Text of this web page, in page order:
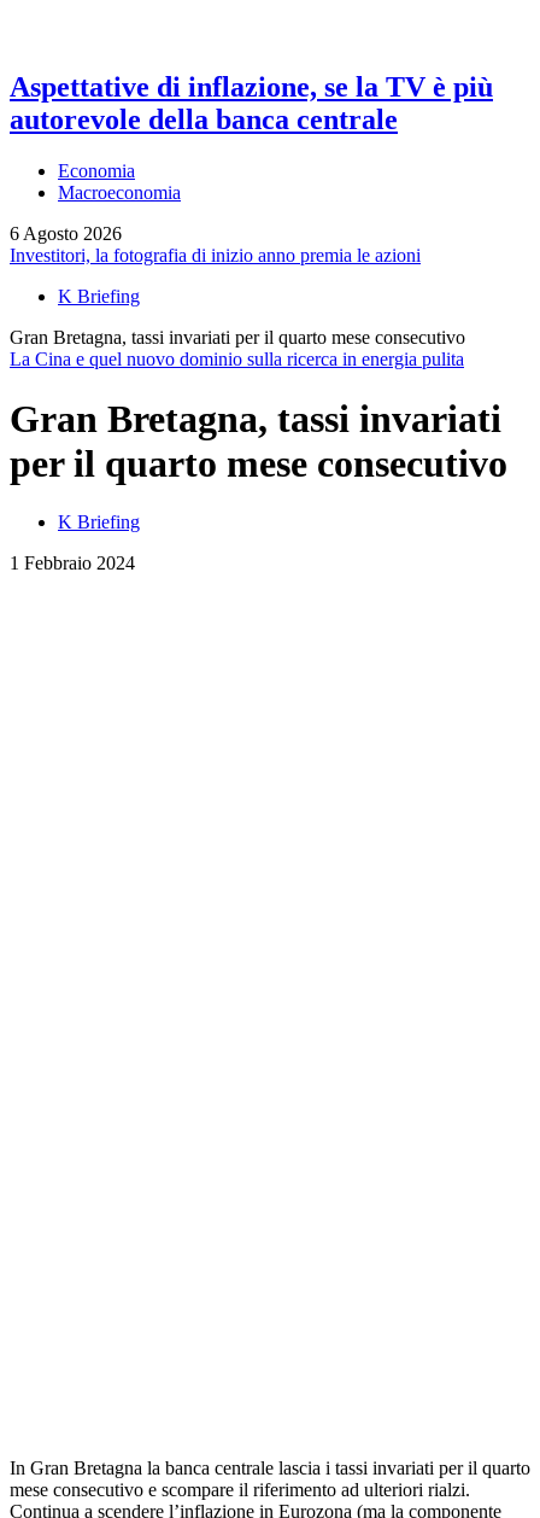
Aspettative di inflazione, se la TV è più
autorevole della banca centrale
Economia
Macroeconomia
6 Agosto 2026
Investitori, la fotografia di inizio anno premia le azioni
K Briefing
Gran Bretagna, tassi invariati per il quarto mese consecutivo
La Cina e quel nuovo dominio sulla ricerca in energia pulita
Gran Bretagna, tassi invariati
per il quarto mese consecutivo
K Briefing
1 Febbraio 2024
In Gran Bretagna la banca centrale lascia i tassi invariati per il quarto
mese consecutivo e scompare il riferimento ad ulteriori rialzi.
Continua a scendere l’inflazione in Eurozona (ma la componente